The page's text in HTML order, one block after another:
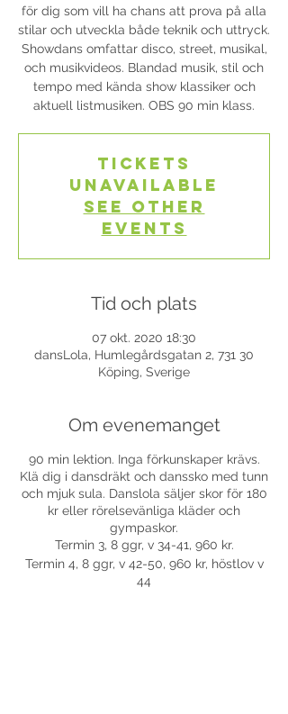
för dig som vill ha chans att prova på alla
stilar och utveckla både teknik och uttryck.
Showdans omfattar disco, street, musikal,
och musikvideos. Blandad musik, stil och
tempo med kända show klassiker och
aktuell listmusiken. OBS 90 min klass.
Tickets
Unavailable
See other
events
Tid och plats
07 okt. 2020 18:30
dansLola, Humlegårdsgatan 2, 731 30
Köping, Sverige
Om evenemanget
90 min lektion. Inga förkunskaper krävs.
Klä dig i dansdräkt och danssko med tunn
och mjuk sula. Danslola säljer skor för 180
kr eller rörelsevänliga kläder och
gympaskor.
Termin 3, 8 ggr, v 34-41, 960 kr.
Termin 4, 8 ggr, v 42-50, 960 kr, höstlov v
44